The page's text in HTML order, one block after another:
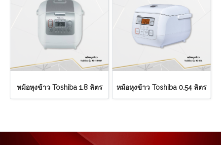
หม้อหุงข้าว Toshiba 1.8 ลิตร หม้อหุงข้าว Toshiba 0.54 ลิตร